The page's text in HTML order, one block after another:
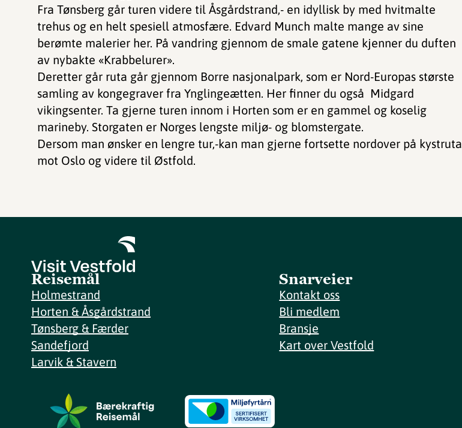
Fra Tønsberg går turen videre til Åsgårdstrand,- en idyllisk by med hvitmalte
trehus og en helt spesiell atmosfære. Edvard Munch malte mange av sine
berømte malerier her. På vandring gjennom de smale gatene kjenner du duften
av nybakte «Krabbelurer».
Deretter går ruta går gjennom Borre nasjonalpark, som er Nord-Europas største
samling av kongegraver fra Ynglingeætten. Her finner du også Midgard
vikingsenter. Ta gjerne turen innom i Horten som er en gammel og koselig
marineby. Storgaten er Norges lengste miljø- og blomstergate.
Dersom man ønsker en lengre tur,-kan man gjerne fortsette nordover på kystruta
mot Oslo og videre til Østfold.
Reisemål
Holmestrand
Horten & Åsgårdstrand
Tønsberg & Færder
Sandefjord
Larvik & Stavern
Snarveier
Kontakt oss
Bli medlem
Bransje
Kart over Vestfold